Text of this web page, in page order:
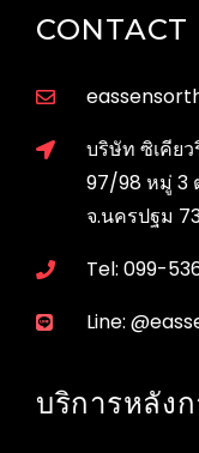
CONTACT
บริษัท ซิเคีย
97/98 หมู่ 3
จ.นครปฐม
Tel: 099-
Line:
บริการหลัง